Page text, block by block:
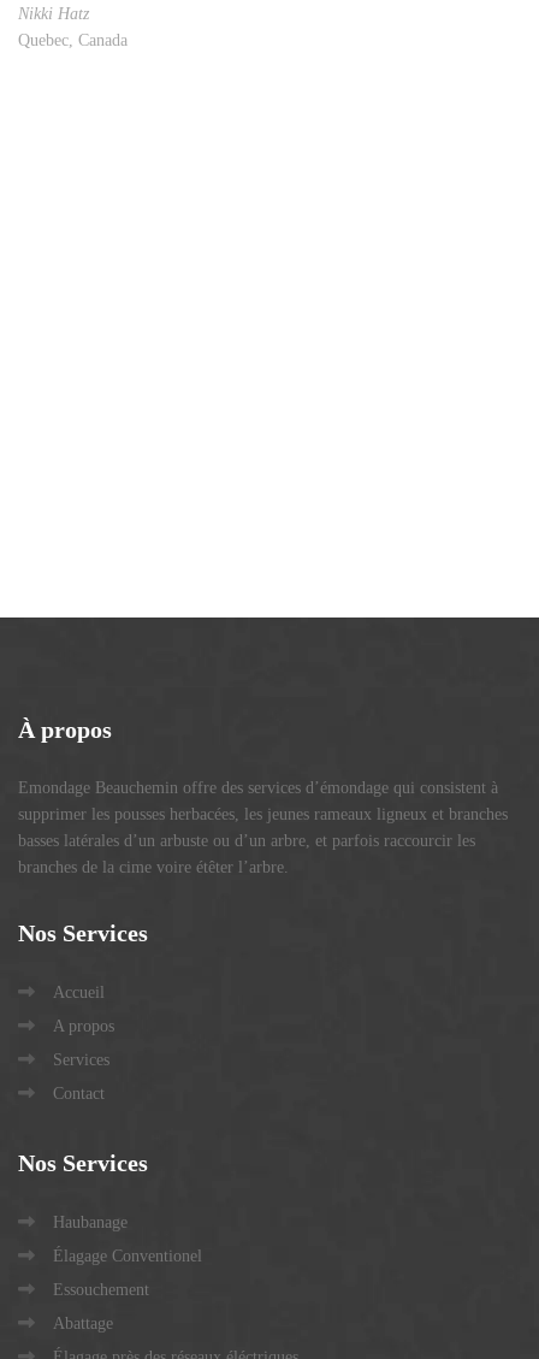
Nikki Hatz
Quebec, Canada
À propos
Emondage Beauchemin offre des services d’émondage qui consistent à
supprimer les pousses herbacées, les jeunes rameaux ligneux et branches
basses latérales d’un arbuste ou d’un arbre, et parfois raccourcir les
branches de la cime voire étêter l’arbre.
Nos Services
Accueil
A propos
Services
Contact
Nos Services
Haubanage
Élagage Conventionel
Essouchement
Abattage